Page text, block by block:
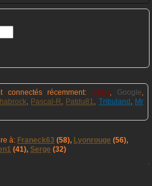
connectés récemment:Chris, Google,
, Pascal-R, Patdu81, Tribuland , Mr
à: Franeck63 (58), Lyonrouge (56),
(41), Serge (32)